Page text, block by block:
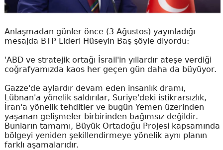
Anlaşmadan günler önce (3 Ağustos) yayınladığı
mesajda BTP Lideri Hüseyin Baş şöyle diyordu:
'ABD ve stratejik ortağı İsrail'in yıllardır ateşe verdiği
coğrafyamızda kaos her geçen gün daha da büyüyor.
Gazze'de aylardır devam eden insanlık dramı,
Lübnan'a yönelik saldırılar, Suriye'deki istikrarsızlık,
İran'a yönelik tehditler ve bugün Yemen üzerinden
yaşanan gelişmeler birbirinden bağımsız değildir.
Bunların tamamı, Büyük Ortadoğu Projesi kapsamında
bölgeyi yeniden şekillendirmeye yönelik aynı planın
farklı aşamalarıdır.